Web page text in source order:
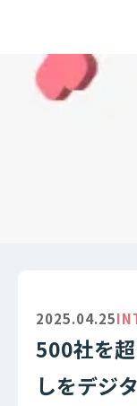
2025.04.25
500社を
しをデジ